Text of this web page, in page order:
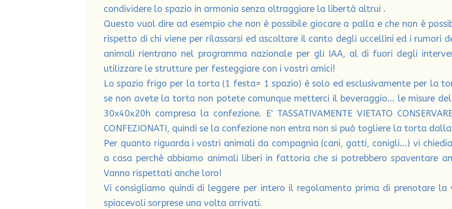
condividere lo spazio in armonia senza oltraggiare la libertà altrui .
Questo vuol dire ad esempio che non è possibile giocare a palla e che non è
rispetto di chi viene per rilassarsi ed ascoltare il canto degli uccellini ed i rumori
animali rientrano nel programma nazionale per gli IAA, al di fuori degli
utilizzare le strutture per festeggiare con i vostri amici!
Lo spazio frigo per la torta (1 festa= 1 spazio) è solo ed esclusivamente per la
se non avete la torta non potete comunque metterci il beveraggio... le misure
30x40x20h compresa la confezione. E' TASSATIVAMENTE VIETATO
CONFEZIONATI, quindi se la confezione non entra non si può togliere la torta
Per quanto riguarda i vostri animali da compagnia (cani, gatti, conigli...) vi
a casa perchè abbiamo animali liberi in fattoria che si potrebbero spaventare
Vanno rispettati anche loro!
Vi consigliamo quindi di leggere per intero il regolamento prima di prenotare
spiacevoli sorprese una volta arrivati.